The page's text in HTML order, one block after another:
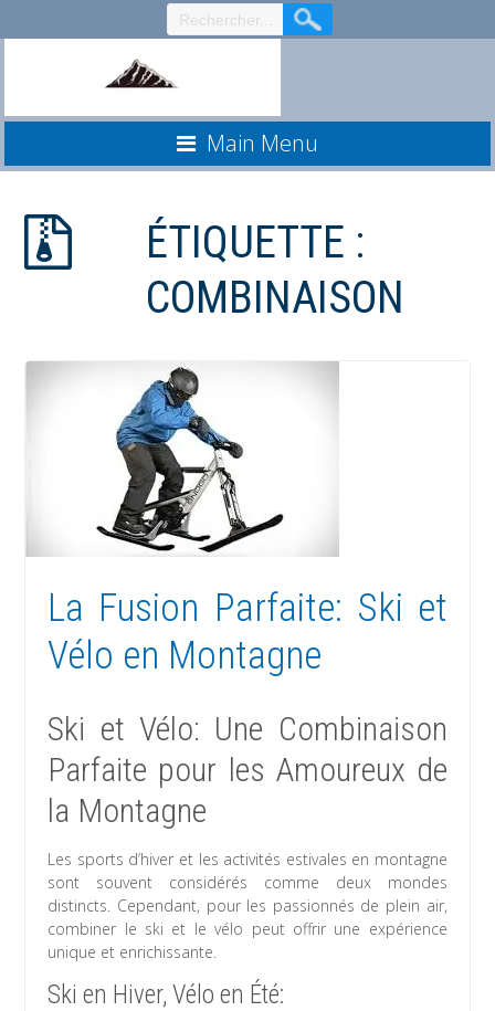
au
Main Menu
ÉTIQUETTE :
COMBINAISON
La Fusion Parfaite: Ski et
Vélo en Montagne
Ski et Vélo: Une Combinaison
Parfaite pour les Amoureux de
la Montagne
Les sports d’hiver et les activités estivales en montagne
sont souvent considérés comme deux mondes
distincts. Cependant, pour les passionnés de plein air,
combiner le ski et le vélo peut offrir une expérience
unique et enrichissante.
Ski en Hiver, Vélo en Été: